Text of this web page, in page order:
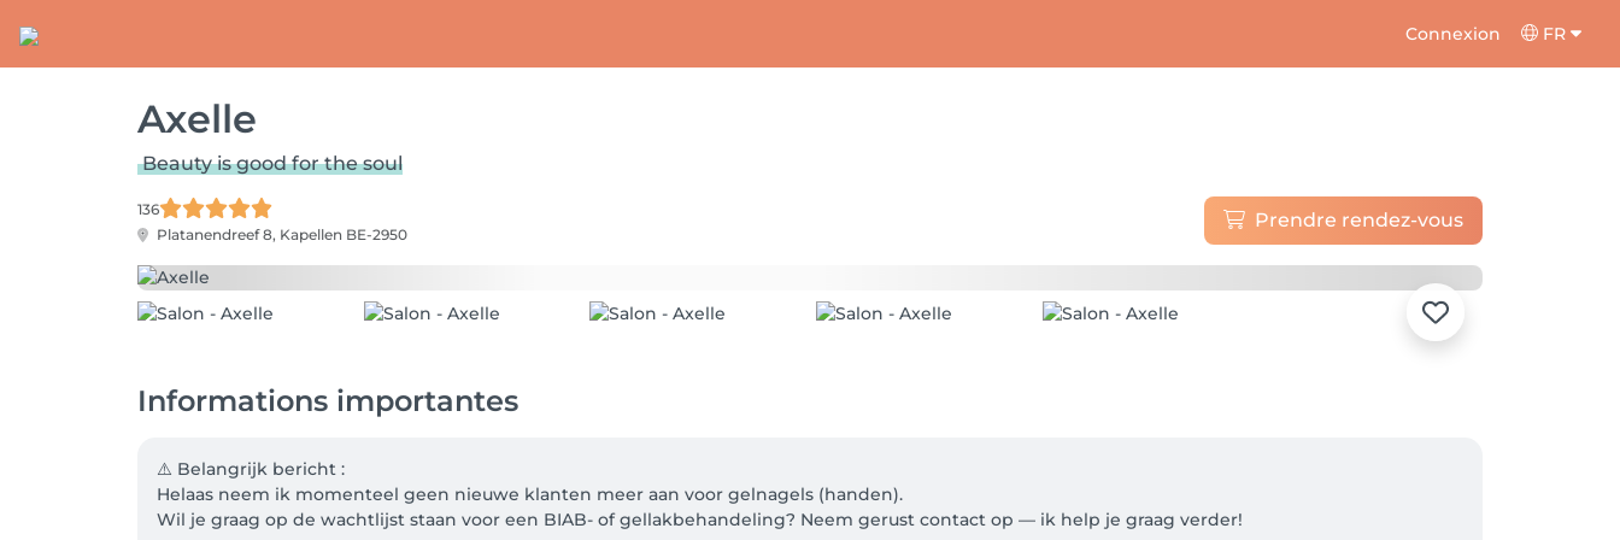
Connexion FR
Axelle
Beauty is good for the soul
136
Platanendreef 8, Kapellen BE-2950
Prendre rendez-vous
Informations importantes
⚠️ Belangrijk bericht :
Helaas neem ik momenteel geen nieuwe klanten meer aan voor gelnagels (handen).
Wil je graag op de wachtlijst staan voor een BIAB- of gellakbehandeling? Neem gerust contact op — ik help je graag verder!